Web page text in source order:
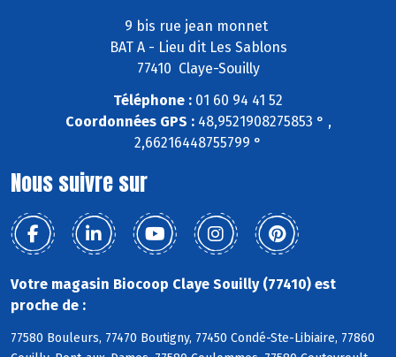
9 bis rue jean monnet
BAT A - Lieu dit Les Sablons
77410 Claye-Souilly
Téléphone : 01 60 94 41 52
Coordonnées GPS :48,9521908275853 ° ,
2,66216448755799 °
Nous suivre sur
Votre magasin Biocoop Claye Souilly (77410) est
proche de :
77580 Bouleurs, 77470 Boutigny, 77450 Condé-Ste-Libiaire, 77860